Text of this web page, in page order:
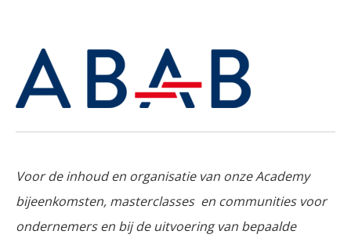
Voor de inhoud en organisatie van onze Academy
bijeenkomsten, masterclasses en communities voor
ondernemers en bij de uitvoering van bepaalde